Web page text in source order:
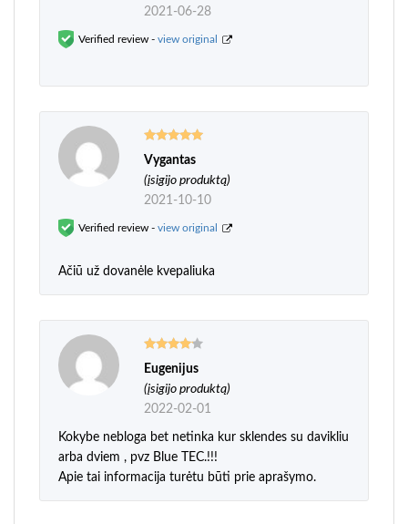
2021-06-28
Verified review - view original
Įvertinimas:
5iš 5
Vygantas
(įsigijo produktą)
2021-10-10
Verified review - view original
Ačiū už dovanėle kvepaliuka
Įvertinimas:
4iš 5
Eugenijus
(įsigijo produktą)
2022-02-01
Kokybe nebloga bet netinka kur sklendes su davikliu
arba dviem , pvz Blue TEC.!!!
Apie tai informacija turėtu būti prie aprašymo.